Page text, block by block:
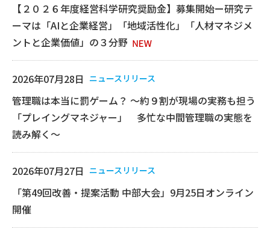
【２０２６年度経営科学研究奨励金】募集開始ー研究テ
ーマは「AIと企業経営」「地域活性化」「人材マネジメ
ントと企業価値」の３分野
2026年07月28日 ニュースリリース
管理職は本当に罰ゲーム？ ～約９割が現場の実務も担う
「プレイングマネジャー」 多忙な中間管理職の実態を
読み解く～
2026年07月27日 ニュースリリース
「第49回改善・提案活動 中部大会」9月25日オンライン
開催